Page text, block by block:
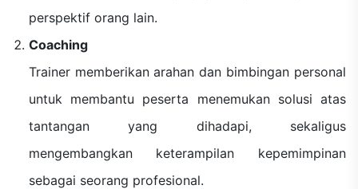
perspektif orang lain.
Coaching
Trainer memberikan arahan dan bimbingan personal
untuk membantu peserta menemukan solusi atas
tantangan yang dihadapi, sekaligus
mengembangkan keterampilan kepemimpinan
sebagai seorang profesional.